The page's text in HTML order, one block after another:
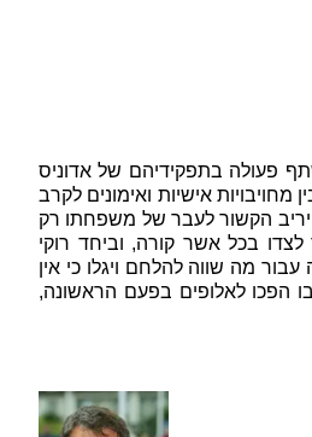
פעולה בתפקידיהם של אדוניס
אישיות ואימונים לקרב
יריב הקשור לעבר של משפחתו רק
בכל אשר קורה, וביחד רוקי
מה שווה להלחם ויגלו כי אין
גיבוריו למקום בו הפכו לאלופים בפעם הראשונה,